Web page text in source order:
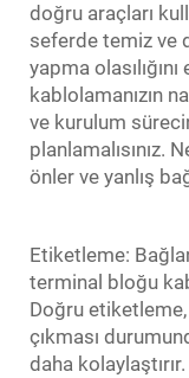
doğru araçları
seferde temiz ve
yapma
kablolamanızın
ve kurulum
planlamalısınız.
önler ve yanlış
Etiketleme:
terminal bloğu
Doğru
çıkması
daha